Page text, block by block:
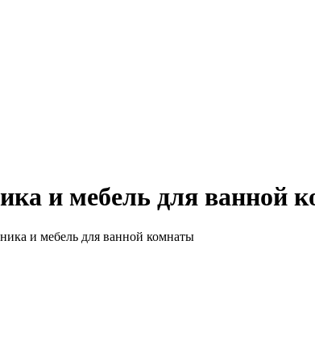
и мебель для ванной
и мебель для ванной комнаты